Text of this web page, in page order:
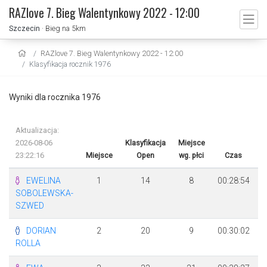
RAZlove 7. Bieg Walentynkowy 2022 - 12:00
Szczecin · Bieg na 5km
RAZlove 7. Bieg Walentynkowy 2022 - 12:00
Klasyfikacja rocznik 1976
Wyniki dla rocznika 1976
Aktualizacja:
2026-08-06
23:22:16
Miejsce
Klasyfikacja
Open
Miejsce
wg. płci
Czas
EWELINA
SOBOLEWSKA-
SZWED
1 14 8 00:28:54
DORIAN
ROLLA
2 20 9 00:30:02